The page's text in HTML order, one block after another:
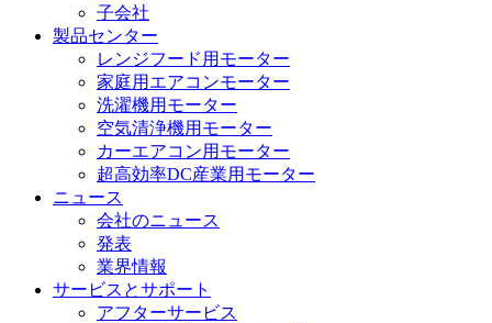
子会社
製品センター
レンジフード用モーター
家庭用エアコンモーター
洗濯機用モーター
空気清浄機用モーター
カーエアコン用モーター
超高効率DC産業用モーター
ニュース
会社のニュース
発表
業界情報
サービスとサポート
アフターサービス